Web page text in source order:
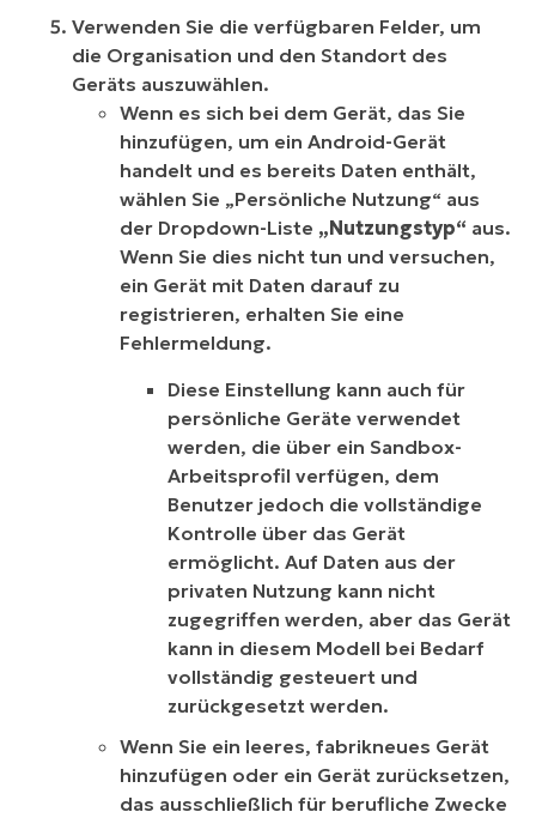
Verwenden Sie die verfügbaren Felder, um
die Organisation und den Standort des
Geräts auszuwählen.
Wenn es sich bei dem Gerät, das Sie
hinzufügen, um ein Android-Gerät
handelt und es bereits Daten enthält,
wählen Sie „Persönliche Nutzung“ aus
der Dropdown-Liste „Nutzungstyp“ aus.
Wenn Sie dies nicht tun und versuchen,
ein Gerät mit Daten darauf zu
registrieren, erhalten Sie eine
Fehlermeldung.
Diese Einstellung kann auch für
persönliche Geräte verwendet
werden, die über ein Sandbox-
Arbeitsprofil verfügen, dem
Benutzer jedoch die vollständige
Kontrolle über das Gerät
ermöglicht. Auf Daten aus der
privaten Nutzung kann nicht
zugegriffen werden, aber das Gerät
kann in diesem Modell bei Bedarf
vollständig gesteuert und
zurückgesetzt werden.
Wenn Sie ein leeres, fabrikneues Gerät
hinzufügen oder ein Gerät zurücksetzen,
das ausschließlich für berufliche Zwecke